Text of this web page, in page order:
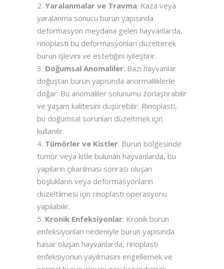
Yaralanmalar ve Travma: Kaza veya
yaralanma sonucu burun yapısında
deformasyon meydana gelen hayvanlarda,
rinoplasti bu deformasyonları düzelterek
burun işlevini ve estetiğini iyileştirir.
Doğumsal Anomaliler: Bazı hayvanlar
doğuştan burun yapısında anormalliklerle
doğar. Bu anomaliler solunumu zorlaştırabilir
ve yaşam kalitesini düşürebilir. Rinoplasti,
bu doğumsal sorunları düzeltmek için
kullanılır.
Tümörler ve Kistler: Burun bölgesinde
tümör veya kitle bulunan hayvanlarda, bu
yapıların çıkarılması sonrası oluşan
boşlukların veya deformasyonların
düzeltilmesi için rinoplasti operasyonu
yapılabilir.
Kronik Enfeksiyonlar: Kronik burun
enfeksiyonları nedeniyle burun yapısında
hasar oluşan hayvanlarda, rinoplasti
enfeksiyonun yayılmasını engellemek ve